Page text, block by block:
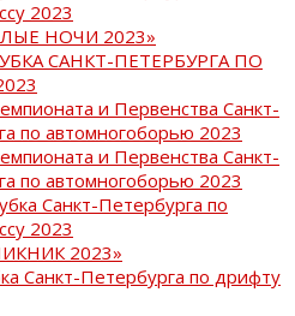
2023
НОЧИ 2023»
САНКТ-ПЕТЕРБУРГА ПО
и Первенства Санкт-
по автомногоборью 2023
и Первенства Санкт-
по автомногоборью 2023
Санкт-Петербурга по
2023
2023»
Санкт-Петербурга по дрифту